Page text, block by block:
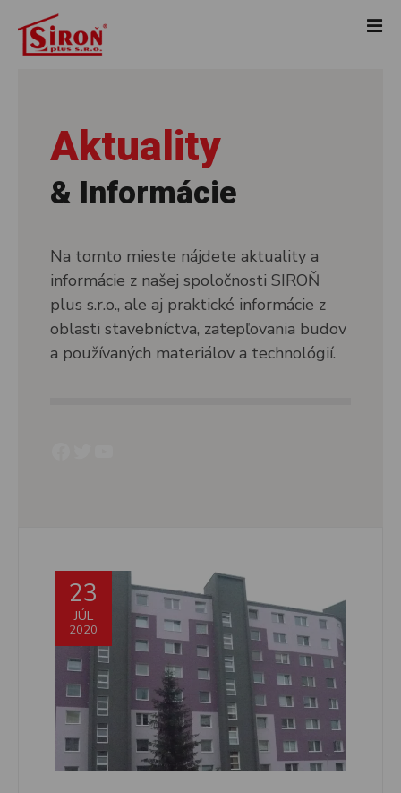
Aktuality
& Informácie
Na tomto mieste nájdete aktuality a
informácie z našej spoločnosti SIROŇ
plus s.r.o., ale aj praktické informácie z
oblasti stavebníctva, zatepľovania budov
a používaných materiálov a technológií.
23
JÚL
2020